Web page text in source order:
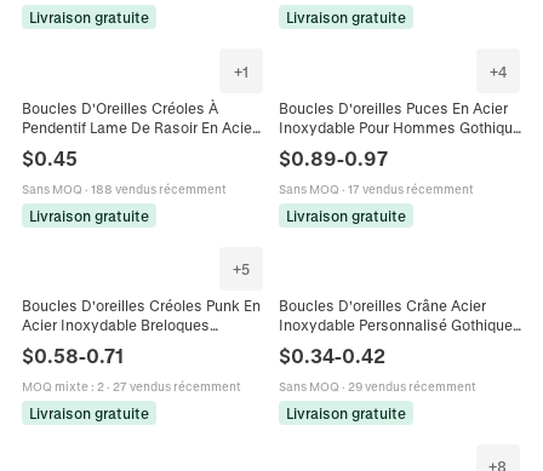
Livraison gratuite Livraison gratuite
+1
Boucles D'Oreilles Créoles À
Pendentif Lame De Rasoir En Acier
Punk Hip Hop Street Bijoux
$0.45
Sans MOQ · 188 vendus récemment
Livraison gratuite
+4
Boucles D'oreilles Puces En Acier
Inoxydable Pour Hommes Gothique
Émail Punk Vintage Hip Hop Bijoux
$0.89-0.97
Sans MOQ · 17 vendus récemment
Livraison gratuite
+5
Boucles D'oreilles Créoles Punk En
Acier Inoxydable Breloques
Gothiques Serpent Croix Hibou
Guitare Bijoux Hip Hop
$0.58-0.71
MOQ mixte: 2· 27 vendus récemment
Livraison gratuite
Boucles D'oreilles Crâne Acier
Inoxydable Personnalisé Gothique
Punk Halloween Bijoux Pour
Hommes Femmes Creux Rétro
$0.34-0.42
Sans MOQ · 29 vendus récemment
Livraison gratuite
+8